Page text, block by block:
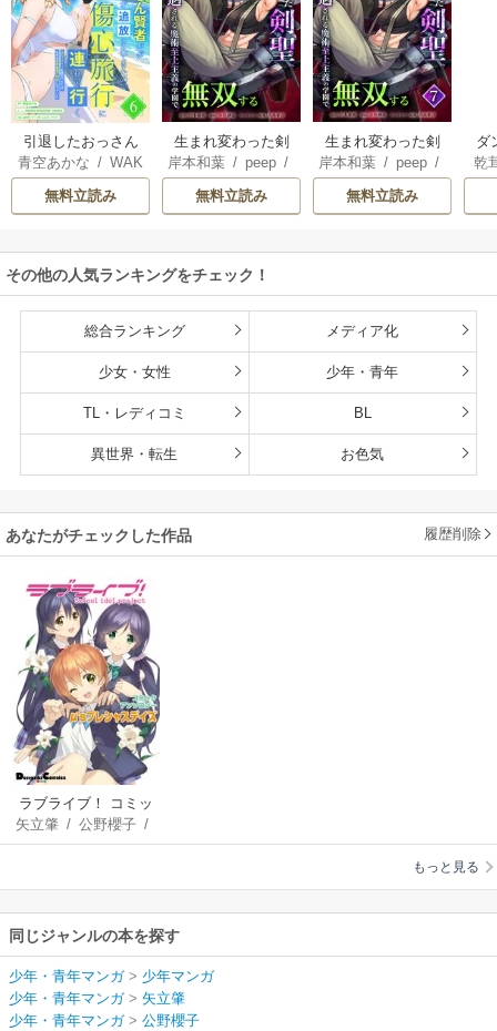
引退したおっさん
賢者だが愛弟子が
追放されてきたの
で傷心旅行に連れ
イフな旅のつもり
が、なぜか世界最
強の師弟になって
版】
青空あかな /WAK
ANA KURAGUCHI
pallet/アイラ
listaSTUDIO
無料立読み
生まれ変わった剣
聖、剣士が冷遇さ
れる魔術至上主義
の学園で無双する
岸本和葉/ peep/
染野静也/桑島黎
/taskey STUDI
無料立読み
生まれ変わった剣
聖、剣士が冷遇さ
れる魔術至上主義
の学園で無双する
岸本和葉/ peep/
染野静也/桑島黎
/taskey STUDI
無料立読み
ダ
込
乾
庫
その他の人気ランキングをチェック！
総合ランキング メディア化
少女・女性 少年・青年
TL・レディコミ BL
異世界・転生 お色気
あなたがチェックした作品 履歴削除
ラブライブ！ コミッ
クアンソロジー μ's
矢立肇 /公野櫻子 /
室田雄平
もっと見る
同じジャンルの本を探す
少年・青年マンガ> 少年マンガ
少年・青年マンガ> 矢立肇
少年・青年マンガ> 公野櫻子